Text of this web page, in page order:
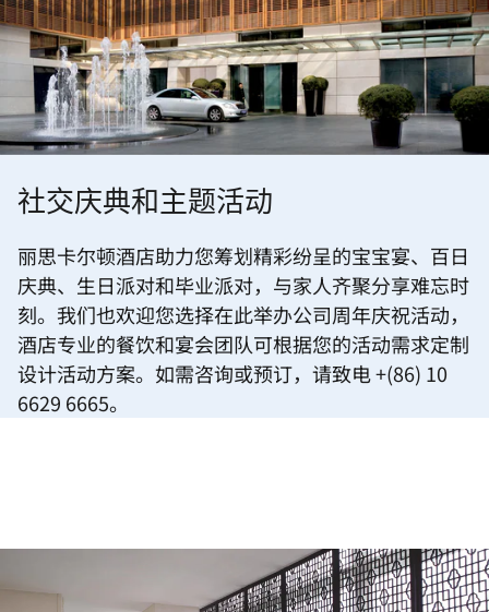
社交庆典和主题活动
丽思卡尔顿酒店助力您筹划精彩纷呈的宝宝宴、百日
庆典、生日派对和毕业派对，与家人齐聚分享难忘时
刻。我们也欢迎您选择在此举办公司周年庆祝活动，
酒店专业的餐饮和宴会团队可根据您的活动需求定制
设计活动方案。如需咨询或预订，请致电 +(86) 10
6629 6665。